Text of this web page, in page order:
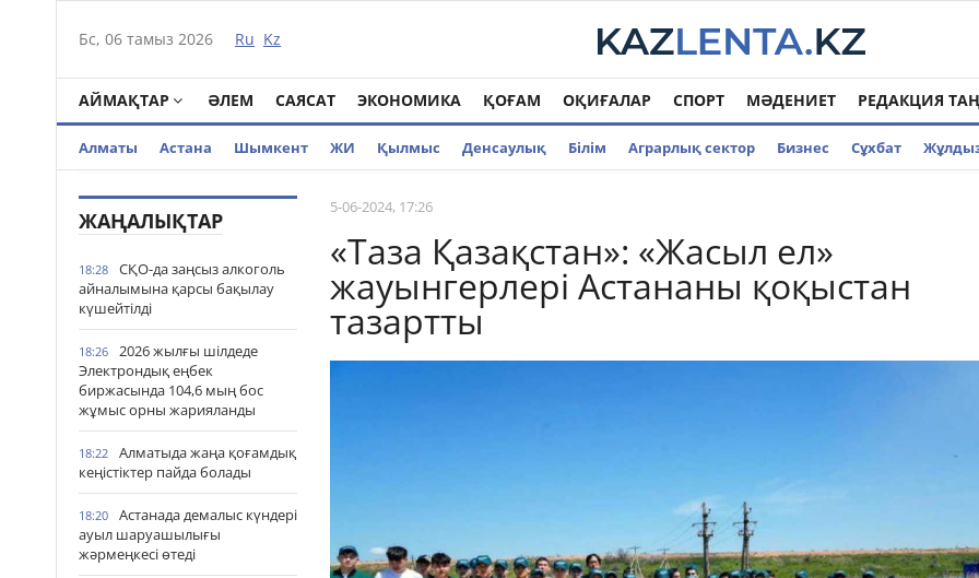
Бс, 06 тамыз 2026 Ru Kz
АЙМАҚТАР ӘЛЕМ САЯСАТ ЭКОНОМИКА ҚОҒАМ ОҚИҒАЛАР СПОРТ МӘДЕНИЕТ РЕДАКЦИЯ
Алматы Астана Шымкент ЖИ Қылмыс Денсаулық Білім Аграрлық сектор Бизнес Cұхбат
ЖАҢАЛЫҚТАР
18:28
СҚО-да заңсыз алкоголь
айналымына қарсы бақылау
күшейтілді
18:26
2026 жылғы шілдеде
Электрондық еңбек
биржасында 104,6 мың бос
жұмыс орны жарияланды
18:22
Алматыда жаңа қоғамдық
кеңістіктер пайда болады
18:20
Астанада демалыс күндері
ауыл шаруашылығы
жәрмеңкесі өтеді
5-06-2024, 17:26
«Таза Қазақстан»: «Жасыл ел»
жауынгерлері Астананы қоқыстан
тазартты